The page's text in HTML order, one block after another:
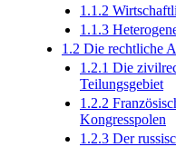
1.1.2
1.1.3
1.2 Die rechtliche
1.2.1 Die
Teilungsgebiet
1.2.2
Kongresspolen
1.2.3 Der